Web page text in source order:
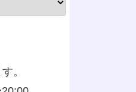
。